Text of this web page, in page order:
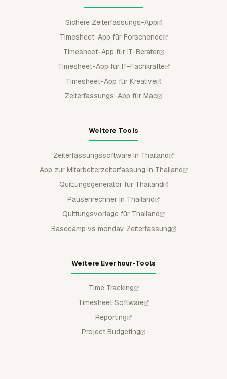
Sichere Zeiterfassungs-App
Timesheet-App für Forschende
Timesheet-App für IT-Berater
Timesheet-App für IT-Fachkräfte
Timesheet-App für Kreative
Zeiterfassungs-App für Mac
Weitere Tools
Zeiterfassungssoftware in Thailand
App zur Mitarbeiterzeiterfassung in Thailand
Quittungsgenerator für Thailand
Pausenrechner in Thailand
Quittungsvorlage für Thailand
Basecamp vs monday Zeiterfassung
Weitere Everhour-Tools
Time Tracking
Timesheet Software
Reporting
Project Budgeting